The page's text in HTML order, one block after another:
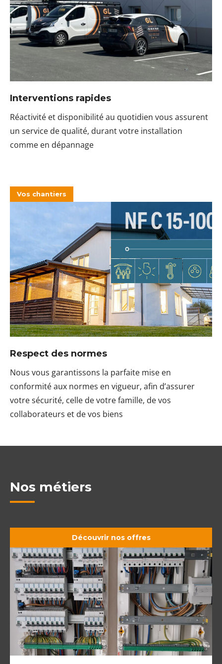
Interventions rapides
Réactivité et disponibilité au quotidien vous assurent
un service de qualité, durant votre installation
comme en dépannage
Vos chantiers
Respect des normes
Nous vous garantissons la parfaite mise en
conformité aux normes en vigueur, afin d’assurer
votre sécurité, celle de votre famille, de vos
collaborateurs et de vos biens
Nos métiers
Découvrir nos offres